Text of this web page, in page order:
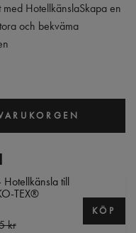
HotellkänslaSkapa en
och bekväma
Hotellkänsla till
TEX®
kr
KÖP